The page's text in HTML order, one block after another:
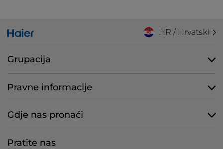
HR / Hrvatski
Grupacija
Pravne informacije
Gdje nas pronaći
Pratite nas